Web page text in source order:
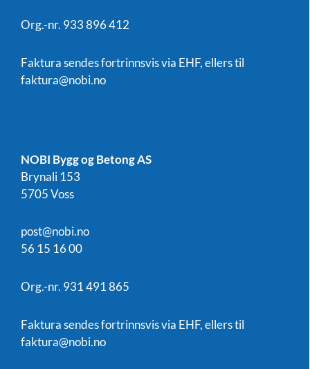
Org.-nr. 933 896 412
Faktura sendes fortrinnsvis via EHF, ellers til
faktura@nobi.no
NOBI Bygg og Betong AS
Brynali 153
5705 Voss
post@nobi.no
56 15 16 00
Org.-nr. 931 491 865
Faktura sendes fortrinnsvis via EHF, ellers til
faktura@nobi.no